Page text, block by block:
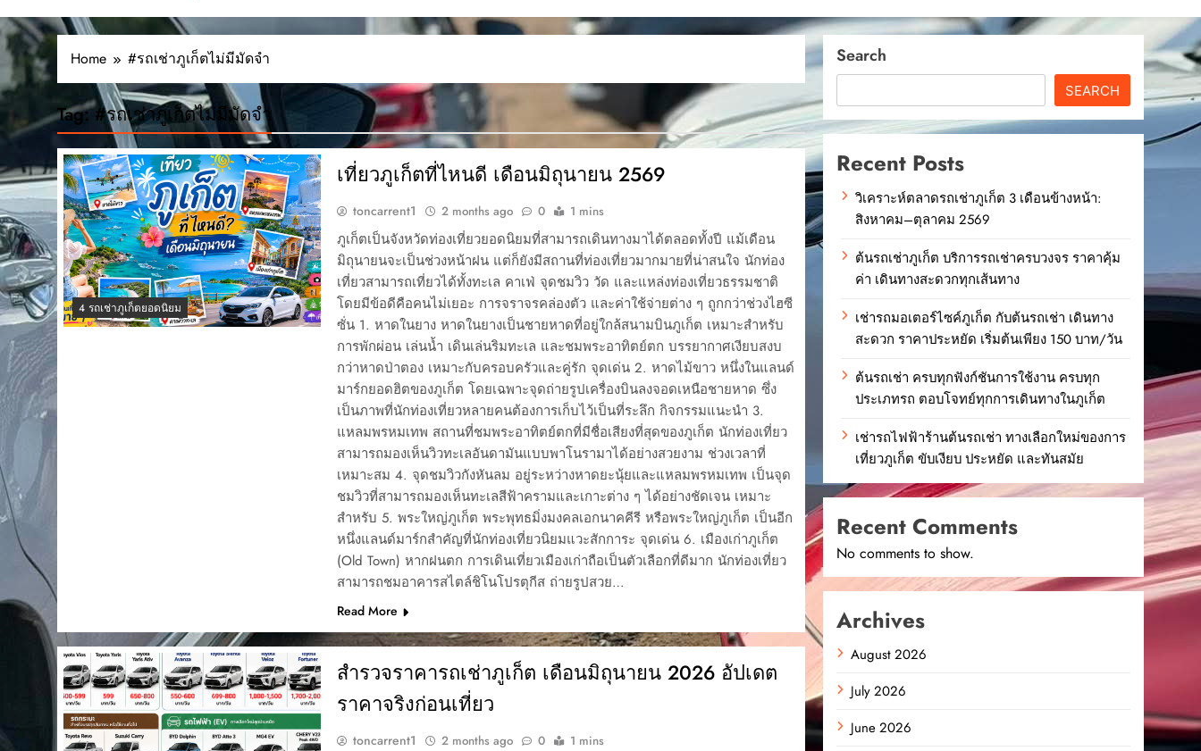
Home #รถเช่าภูเก็ตไม่มีมัดจำ
Tag:#รถเช่าภูเก็ตไม่มีมัดจำ
4 รถเช่าภูเก็ตยอดนิยม
เที่ยวภูเก็ตที่ไหนดี เดือนมิถุนายน 2569
toncarrent1 2 months ago 0 1 mins
ภูเก็ตเป็นจังหวัดท่องเที่ยวยอดนิยมที่สามารถเดินทางมาได้ตลอดทั้งปี แม้เดือน
มิถุนายนจะเป็นช่วงหน้าฝน แต่ก็ยังมีสถานที่ท่องเที่ยวมากมายที่น่าสนใจ นักท่อง
เที่ยวสามารถเที่ยวได้ทั้งทะเล คาเฟ่ จุดชมวิว วัด และแหล่งท่องเที่ยวธรรมชาติ
โดยมีข้อดีคือคนไม่เยอะ การจราจรคล่องตัว และค่าใช้จ่ายต่าง ๆ ถูกกว่าช่วงไฮซี
ซั่น 1. หาดในยาง หาดในยางเป็นชายหาดที่อยู่ใกล้สนามบินภูเก็ต เหมาะสำหรับ
การพักผ่อน เล่นน้ำ เดินเล่นริมทะเล และชมพระอาทิตย์ตก บรรยากาศเงียบสงบ
กว่าหาดป่าตอง เหมาะกับครอบครัวและคู่รัก จุดเด่น 2. หาดไม้ขาว หนึ่งในแลนด์
มาร์กยอดฮิตของภูเก็ต โดยเฉพาะจุดถ่ายรูปเครื่องบินลงจอดเหนือชายหาด ซึ่ง
เป็นภาพที่นักท่องเที่ยวหลายคนต้องการเก็บไว้เป็นที่ระลึก กิจกรรมแนะนำ 3.
แหลมพรหมเทพ สถานที่ชมพระอาทิตย์ตกที่มีชื่อเสียงที่สุดของภูเก็ต นักท่องเที่ยว
สามารถมองเห็นวิวทะเลอันดามันแบบพาโนรามาได้อย่างสวยงาม ช่วงเวลาที่
เหมาะสม 4. จุดชมวิวกังหันลม อยู่ระหว่างหาดยะนุ้ยและแหลมพรหมเทพ เป็นจุด
ชมวิวที่สามารถมองเห็นทะเลสีฟ้าครามและเกาะต่าง ๆ ได้อย่างชัดเจน เหมาะ
สำหรับ 5. พระใหญ่ภูเก็ต พระพุทธมิ่งมงคลเอกนาคคีรี หรือพระใหญ่ภูเก็ต เป็นอีก
หนึ่งแลนด์มาร์กสำคัญที่นักท่องเที่ยวนิยมแวะสักการะ จุดเด่น 6. เมืองเก่าภูเก็ต
(Old Town) หากฝนตก การเดินเที่ยวเมืองเก่าถือเป็นตัวเลือกที่ดีมาก นักท่องเที่ยว
สามารถชมอาคารสไตล์ชิโนโปรตุกีส ถ่ายรูปสวย…
Read More
สำรวจราคารถเช่าภูเก็ต เดือนมิถุนายน 2026 อัปเดต
ราคาจริงก่อนเที่ยว
toncarrent1 2 months ago 0 1 mins
Search
SEARCH
Recent Posts
วิเคราะห์ตลาดรถเช่าภูเก็ต 3 เดือนข้างหน้า:
สิงหาคม–ตุลาคม 2569
ต้นรถเช่าภูเก็ต บริการรถเช่าครบวงจร ราคาคุ้ม
ค่า เดินทางสะดวกทุกเส้นทาง
เช่ารถมอเตอร์ไซค์ภูเก็ต กับต้นรถเช่า เดินทาง
สะดวก ราคาประหยัด เริ่มต้นเพียง 150 บาท/วัน
ต้นรถเช่า ครบทุกฟังก์ชันการใช้งาน ครบทุก
ประเภทรถ ตอบโจทย์ทุกการเดินทางในภูเก็ต
เช่ารถไฟฟ้าร้านต้นรถเช่า ทางเลือกใหม่ของการ
เที่ยวภูเก็ต ขับเงียบ ประหยัด และทันสมัย
Recent Comments
No comments to show.
Archives
August 2026
July 2026
June 2026